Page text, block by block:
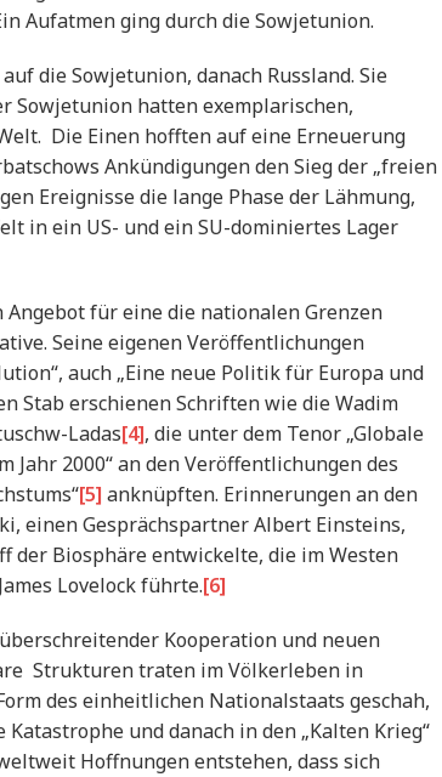
Aufatmen ging durch die Sowjetunion.
die Sowjetunion, danach Russland. Sie
Sowjetunion hatten exemplarischen,
Die Einen hofften auf eine Erneuerung
Ankündigungen den Sieg der „freien
Ereignisse die lange Phase der Lähmung,
in ein US- und ein SU-dominiertes Lager
für eine die nationalen Grenzen
Seine eigenen Veröffentlichungen
auch „Eine neue Politik für Europa und
Stab erschienen Schriften wie die Wadim
Ladas[4], die unter dem Tenor „Globale
Jahr 2000“ an den Veröffentlichungen des
[5] anknüpften. Erinnerungen an den
einen Gesprächspartner Albert Einsteins,
der Biosphäre entwickelte, die im Westen
Lovelock führte.[6]
Kooperation und neuen
Strukturen traten im Völkerleben in
des einheitlichen Nationalstaats geschah,
und danach in den „Kalten Krieg“
Hoffnungen entstehen, dass sich